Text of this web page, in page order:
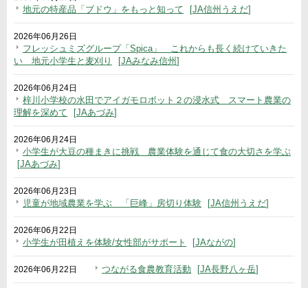
地元の特産品「ブドウ」をもっと知って JA信州うえだ
2026年06月26日
フレッシュミズグループ「Spica」 これからも長く続けていきた
い 地元小学生と麦刈り
JAみなみ信州
2026年06月24日
梓川小学校の水田でアイガモロボット２の浸水式 スマート農業の
理解を深めて
JAあづみ
2026年06月24日
小学生が大豆の種まきに挑戦 農業体験を通じて食の大切さを学ぶ
JAあづみ
2026年06月23日
児童が地域農業を学ぶ 「巨峰」房切り体験 JA信州うえだ
2026年06月22日
小学生が田植えを体験/女性部がサポート JAながの
2026年06月22日 つながる食農教育活動 JA長野八ヶ岳